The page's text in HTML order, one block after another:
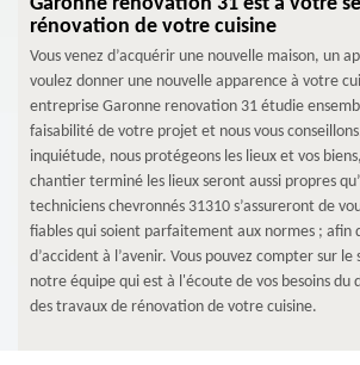
rénovation de votre cuisine
Vous venez d’acquérir une nouvelle maison, un
voulez donner une nouvelle apparence à votre
entreprise Garonne renovation 31 étudie
faisabilité de votre projet et nous vous
inquiétude, nous protégeons les lieux et vos
chantier terminé les lieux seront aussi propres
techniciens chevronnés 31310 s’assureront de
fiables qui soient parfaitement aux normes ; afin
d’accident à l’avenir. Vous pouvez compter sur
notre équipe qui est à l'écoute de vos besoins du
des travaux de rénovation de votre cuisine.